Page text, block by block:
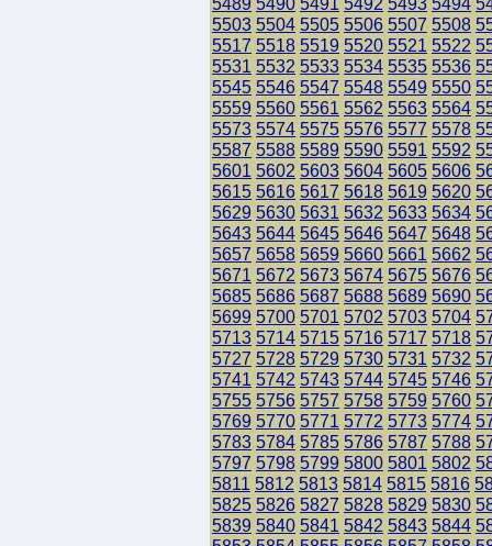
5503 5504 5505 5506 5507 5508
5517 5518 5519 5520 5521 5522
5531 5532 5533 5534 5535 5536
5545 5546 5547 5548 5549 5550
5559 5560 5561 5562 5563 5564
5573 5574 5575 5576 5577 5578
5587 5588 5589 5590 5591 5592
5601 5602 5603 5604 5605 5606
5615 5616 5617 5618 5619 5620
5629 5630 5631 5632 5633 5634
5643 5644 5645 5646 5647 5648
5657 5658 5659 5660 5661 5662
5671 5672 5673 5674 5675 5676
5685 5686 5687 5688 5689 5690
5699 5700 5701 5702 5703 5704
5713 5714 5715 5716 5717 5718
5727 5728 5729 5730 5731 5732
5741 5742 5743 5744 5745 5746
5755 5756 5757 5758 5759 5760
5769 5770 5771 5772 5773 5774
5783 5784 5785 5786 5787 5788
5797 5798 5799 5800 5801 5802
5811 5812 5813 5814 5815 5816
5825 5826 5827 5828 5829 5830
5839 5840 5841 5842 5843 5844